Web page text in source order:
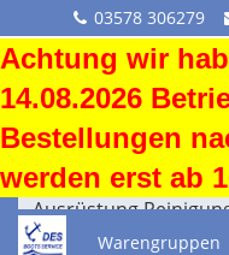
03578 306279
Achtung wir
14.08.2026
Bestellungen
werden erst ab
Warengruppen
Ausrüstung